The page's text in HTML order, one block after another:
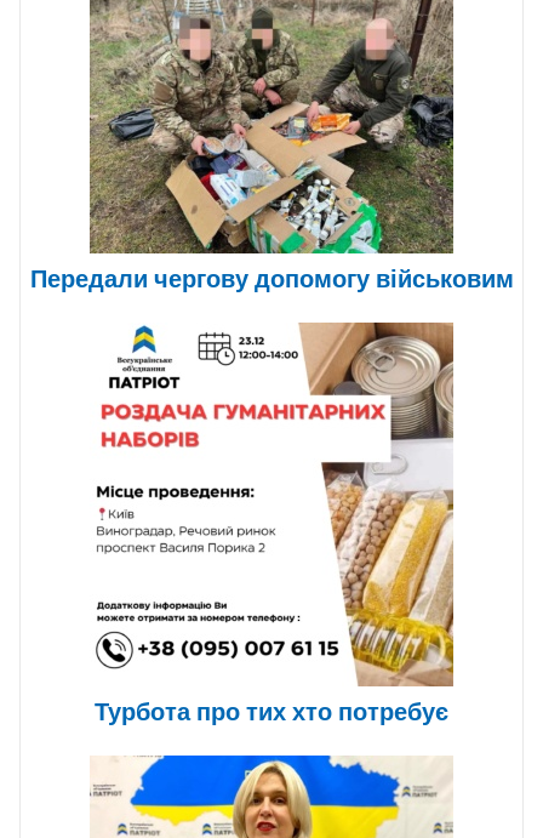
Передали чергову допомогу військовим
Турбота про тих хто потребує